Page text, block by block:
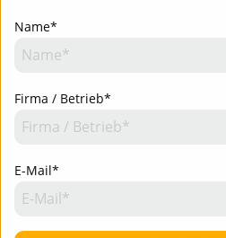
Name*
Firma / Betrieb*
E-Mail*